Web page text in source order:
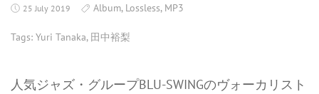
25 July 2019 Album, Lossless, MP3
Tags: Yuri Tanaka, 田中裕梨
人気ジャズ・グループBLU-SWINGのヴォーカリスト